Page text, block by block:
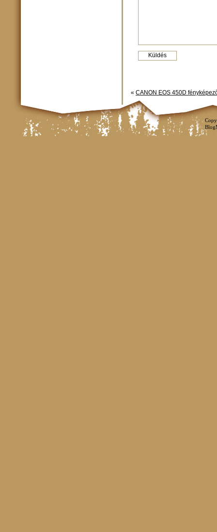
« CANON EOS 450D